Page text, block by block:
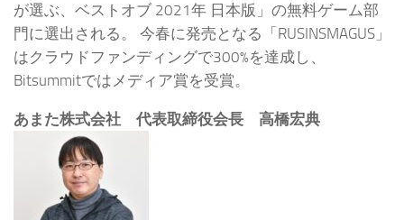
が選ぶ、ベストオブ 2021年 日本版」の無料ゲーム部
門に選出される。 今春に発売となる「RUSINSMAGUS」
はクラウドファンディングで300%を達成し、
Bitsummitではメディア賞を受賞。
あまた株式会社 代表取締役会長 高橋宏典​